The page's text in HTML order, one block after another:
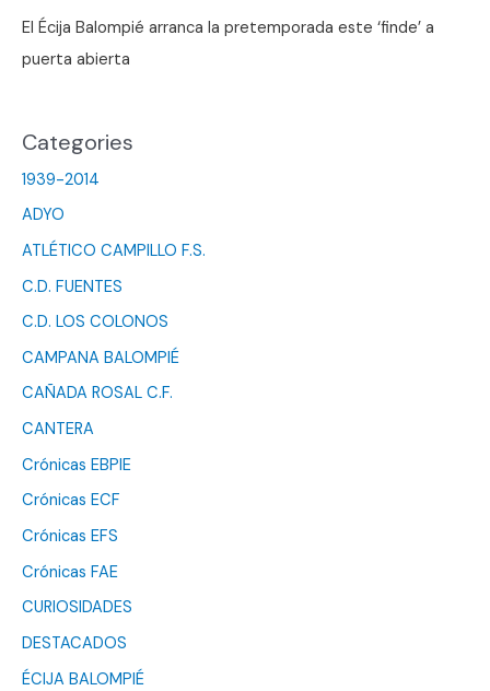
El Écija Balompié arranca la pretemporada este ‘finde’ a
puerta abierta
Categories
1939-2014
ADYO
ATLÉTICO CAMPILLO F.S.
C.D. FUENTES
C.D. LOS COLONOS
CAMPANA BALOMPIÉ
CAÑADA ROSAL C.F.
CANTERA
Crónicas EBPIE
Crónicas ECF
Crónicas EFS
Crónicas FAE
CURIOSIDADES
DESTACADOS
ÉCIJA BALOMPIÉ